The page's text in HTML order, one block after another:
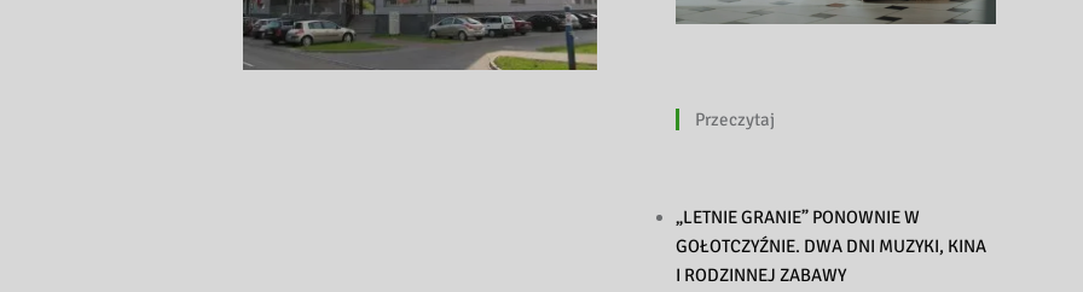
Przeczytaj
„LETNIE GRANIE” PONOWNIE W
GOŁOTCZYŹNIE. DWA DNI MUZYKI, KINA
I RODZINNEJ ZABAWY